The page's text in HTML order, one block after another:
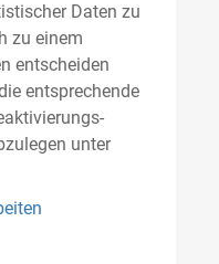
Daten zu
zu einem
entscheiden
entsprechende
unter